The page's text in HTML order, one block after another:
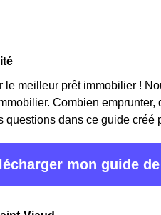
le meilleur prêt immobilier !
Combien
questions dans ce guide créé
mon guide